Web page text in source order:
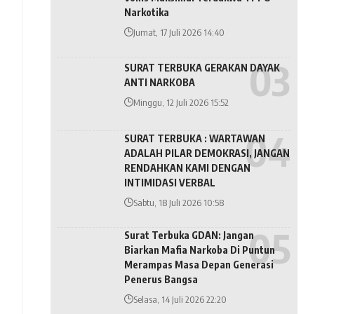
Narkotika
Jumat, 17 Juli 2026 14:40
SURAT TERBUKA GERAKAN DAYAK
ANTI NARKOBA
Minggu, 12 Juli 2026 15:52
SURAT TERBUKA : WARTAWAN
ADALAH PILAR DEMOKRASI, JANGAN
RENDAHKAN KAMI DENGAN
INTIMIDASI VERBAL
Sabtu, 18 Juli 2026 10:58
Surat Terbuka GDAN: Jangan
Biarkan Mafia Narkoba Di Puntun
Merampas Masa Depan Generasi
Penerus Bangsa
Selasa, 14 Juli 2026 22:20